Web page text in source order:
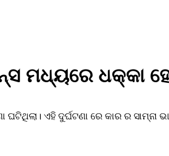
ମଧ୍ୟରେ ଧକ୍କା
ଏହି ଦୁର୍ଘଟଣା ରେ କାର ର ସାମ୍ନା